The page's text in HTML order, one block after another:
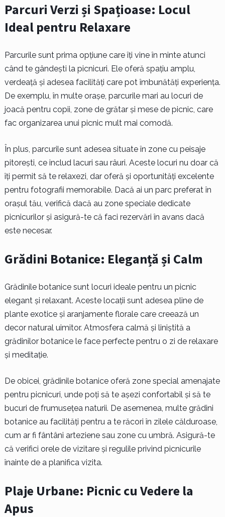
Parcuri Verzi și Spațioase: Locul
Ideal pentru Relaxare
Parcurile sunt prima opțiune care îți vine în minte atunci
când te gândești la picnicuri. Ele oferă spațiu amplu,
verdeață și adesea facilități care pot îmbunătăți experiența.
De exemplu, în multe orașe, parcurile mari au locuri de
joacă pentru copii, zone de grătar și mese de picnic, care
fac organizarea unui picnic mult mai comodă.
În plus, parcurile sunt adesea situate în zone cu peisaje
pitorești, ce includ lacuri sau râuri. Aceste locuri nu doar că
îți permit să te relaxezi, dar oferă și oportunități excelente
pentru fotografii memorabile. Dacă ai un parc preferat în
orașul tău, verifică dacă au zone speciale dedicate
picnicurilor și asigură-te că faci rezervări în avans dacă
este necesar.
Grădini Botanice: Eleganță și Calm
Grădinile botanice sunt locuri ideale pentru un picnic
elegant și relaxant. Aceste locații sunt adesea pline de
plante exotice și aranjamente florale care creează un
decor natural uimitor. Atmosfera calmă și liniștită a
grădinilor botanice le face perfecte pentru o zi de relaxare
și meditație.
De obicei, grădinile botanice oferă zone special amenajate
pentru picnicuri, unde poți să te așezi confortabil și să te
bucuri de frumusețea naturii. De asemenea, multe grădini
botanice au facilități pentru a te răcori în zilele călduroase,
cum ar fi fântâni arteziene sau zone cu umbră. Asigură-te
că verifici orele de vizitare și regulile privind picnicurile
înainte de a planifica vizita.
Plaje Urbane: Picnic cu Vedere la
Apus